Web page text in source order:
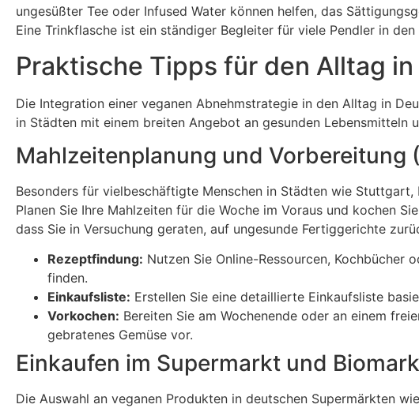
ungesüßter Tee oder Infused Water können helfen, das
Eine Trinkflasche ist ein ständiger Begleiter für viele Pendler in
Praktische Tipps für den Alltag
Die Integration einer veganen Abnehmstrategie in den Alltag in
in Städten mit einem breiten Angebot an gesunden Lebensmitteln
Mahlzeitenplanung und Vorbereitung
Besonders für vielbeschäftigte Menschen in Städten wie
Planen Sie Ihre Mahlzeiten für die Woche im Voraus und kochen
dass Sie in Versuchung geraten, auf ungesunde Fertiggerichte
Rezeptfindung: Nutzen Sie Online-Ressourcen, Kochbücher
finden.
Einkaufsliste: Erstellen Sie eine detaillierte Einkaufsliste
Vorkochen: Bereiten Sie am Wochenende oder an einem
gebratenes Gemüse vor.
Einkaufen im Supermarkt und
Die Auswahl an veganen Produkten in deutschen Supermärkten